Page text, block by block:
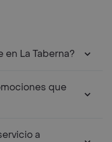
en La Taberna?
que
a